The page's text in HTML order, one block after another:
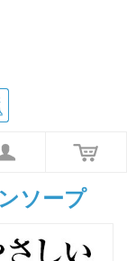
ソープ